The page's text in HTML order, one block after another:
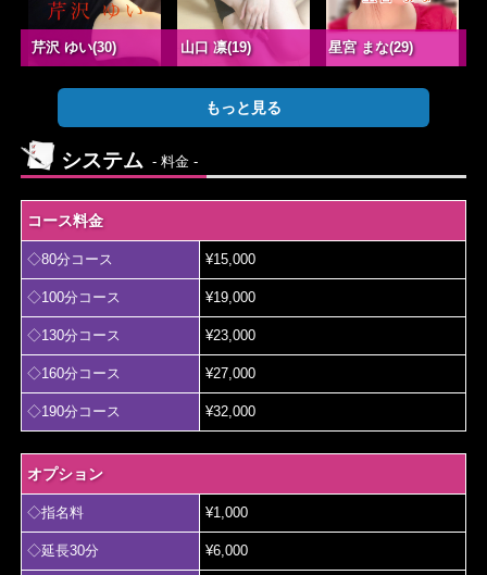
芹沢 ゆい(30) 山口 凛(19) 星宮 まな(29)
もっと見る
システム - 料金 -
コース料金
◇80分コース ¥15,000
◇100分コース ¥19,000
◇130分コース ¥23,000
◇160分コース ¥27,000
◇190分コース ¥32,000
オプション
◇指名料 ¥1,000
◇延長30分 ¥6,000